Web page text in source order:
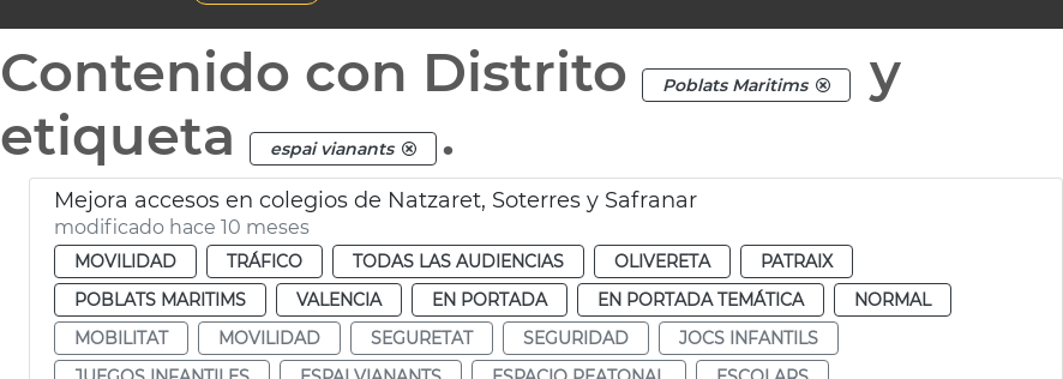
Contenido con Distrito Poblats Maritims
y
etiqueta
espai vianants .
Mejora accesos en colegios de Natzaret, Soterres y Safranar
modificado hace 10 meses
MOVILIDAD TRÁFICO TODAS LAS AUDIENCIAS OLIVERETA
PATRAIX
POBLATS MARITIMS
VALENCIA EN PORTADA EN PORTADA TEMÁTICA
NORMAL
MOBILITAT
MOVILIDAD SEGURETAT SEGURIDAD
JOCS INFANTILS